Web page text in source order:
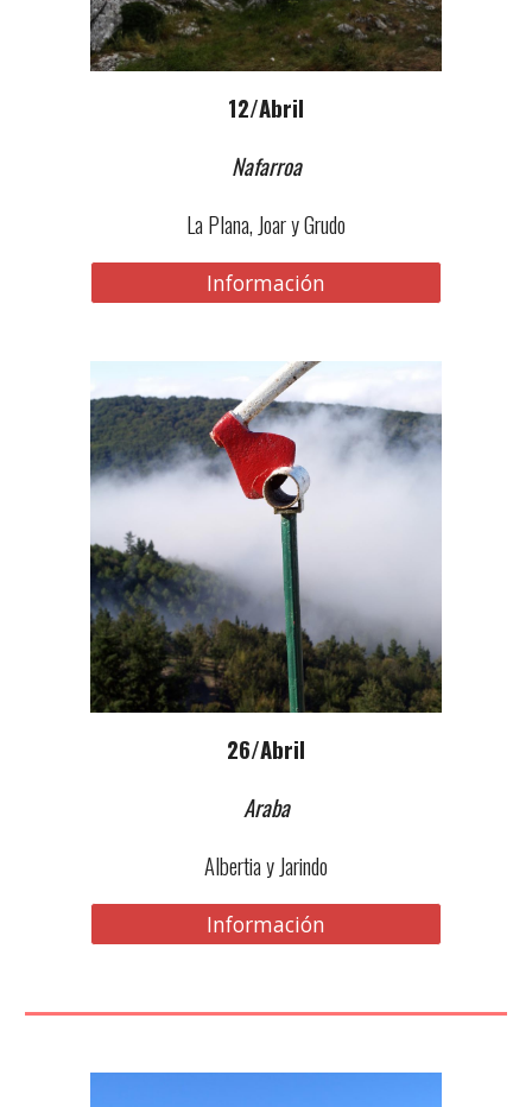
12/Abril
Nafarroa
La Plana, Joar y Grudo
Información
26/Abril
Araba
Albertia y Jarindo
Información